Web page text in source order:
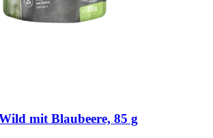
mit Blaubeere, 85 g